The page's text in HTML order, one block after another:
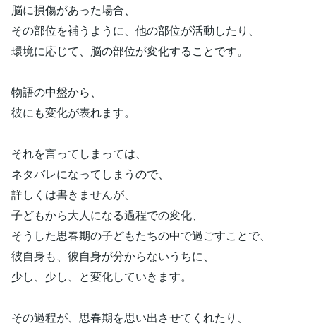
脳に損傷があった場合、
その部位を補うように、他の部位が活動したり、
環境に応じて、脳の部位が変化することです。
物語の中盤から、
彼にも変化が表れます。
それを言ってしまっては、
ネタバレになってしまうので、
詳しくは書きませんが、
子どもから大人になる過程での変化、
そうした思春期の子どもたちの中で過ごすことで、
彼自身も、彼自身が分からないうちに、
少し、少し、と変化していきます。
その過程が、思春期を思い出させてくれたり、